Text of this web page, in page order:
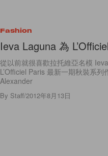
Fashion
Ieva Laguna 為
從以前就很喜歡拉托維亞名模
L’Officiel Paris 最新一期秋裝系
Alexander
By Staff/2012年8月13日